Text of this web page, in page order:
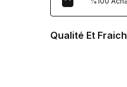
Qualité Et